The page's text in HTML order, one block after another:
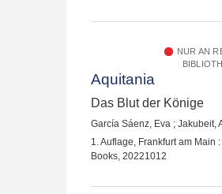
NUR AN
Aquitania
Das Blut der Könige
García Sáenz, Eva ; Jakubeit,
1. Auflage, Frankfurt am Main
Books, 20221012